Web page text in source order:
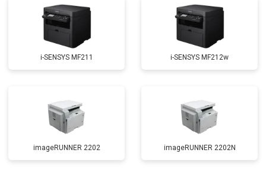
i-SENSYS MF211 i-SENSYS MF212w
imageRUNNER 2202 imageRUNNER 2202N